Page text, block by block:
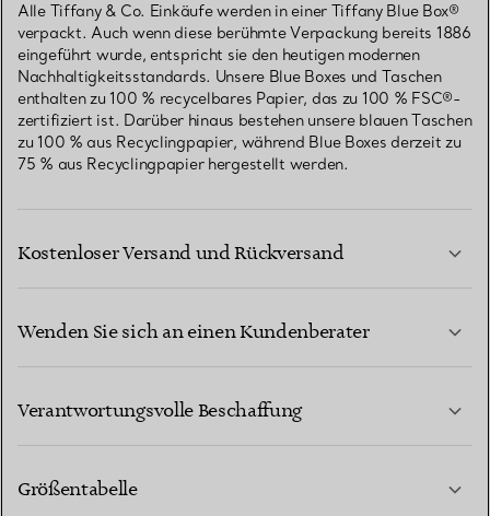
Alle Tiffany & Co. Einkäufe werden in einer Tiffany Blue Box®
verpackt. Auch wenn diese berühmte Verpackung bereits 1886
eingeführt wurde, entspricht sie den heutigen modernen
Nachhaltigkeitsstandards. Unsere Blue Boxes und Taschen
enthalten zu 100 % recycelbares Papier, das zu 100 % FSC®-
zertifiziert ist. Darüber hinaus bestehen unsere blauen Taschen
zu 100 % aus Recyclingpapier, während Blue Boxes derzeit zu
75 % aus Recyclingpapier hergestellt werden.
Kostenloser Versand und Rückversand
Wenden Sie sich an einen Kundenberater
Verantwortungsvolle Beschaffung
Größentabelle